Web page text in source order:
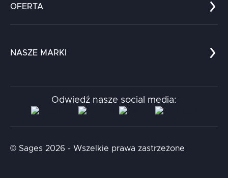
Kariera
Kontakt
OFERTA
Chatboty
NASZE MARKI
Aidapta
AI & NLP Day
Odwiedź nasze social media:
© Sages 2026 - Wszelkie prawa zastrzeżone